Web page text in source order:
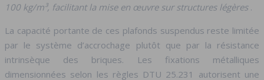
100 kg/m³, facilitant la mise en œuvre sur structures légères .
La capacité portante de ces plafonds suspendus reste limitée
par le système d’accrochage plutôt que par la résistance
intrinsèque des briques. Les fixations métalliques
dimensionnées selon les règles DTU 25.231 autorisent une